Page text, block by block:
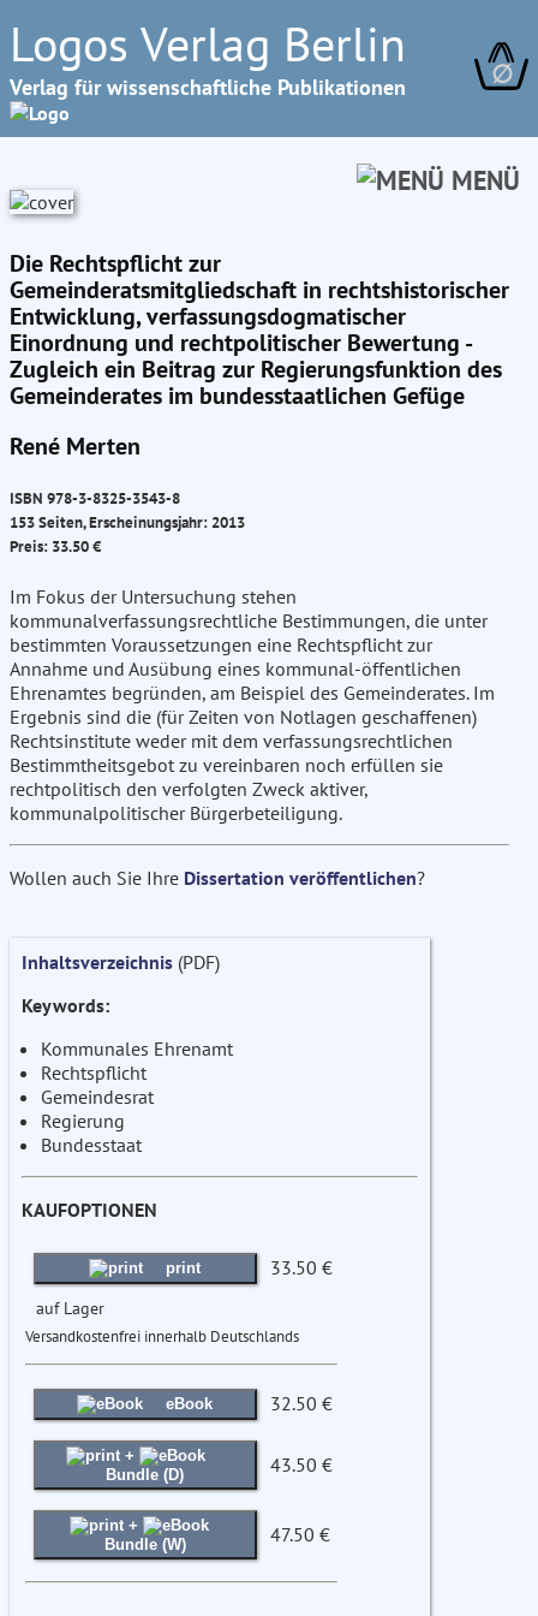
Logos Verlag Berlin
Verlag für wissenschaftliche Publikationen ∅
MENÜ
Die Rechtspflicht zur
Gemeinderatsmitgliedschaft in rechtshistorischer
Entwicklung, verfassungsdogmatischer
Einordnung und rechtpolitischer Bewertung -
Zugleich ein Beitrag zur Regierungsfunktion des
Gemeinderates im bundesstaatlichen Gefüge
René Merten
ISBN 978-3-8325-3543-8
153 Seiten, Erscheinungsjahr: 2013
Preis: 33.50 €
Im Fokus der Untersuchung stehen
kommunalverfassungsrechtliche Bestimmungen, die unter
bestimmten Voraussetzungen eine Rechtspflicht zur
Annahme und Ausübung eines kommunal-öffentlichen
Ehrenamtes begründen, am Beispiel des Gemeinderates. Im
Ergebnis sind die (für Zeiten von Notlagen geschaffenen)
Rechtsinstitute weder mit dem verfassungsrechtlichen
Bestimmtheitsgebot zu vereinbaren noch erfüllen sie
rechtpolitisch den verfolgten Zweck aktiver,
kommunalpolitischer Bürgerbeteiligung.
Wollen auch Sie Ihre Dissertation veröffentlichen?
Inhaltsverzeichnis (PDF)
Keywords:
Kommunales Ehrenamt
Rechtspflicht
Gemeindesrat
Regierung
Bundesstaat
KAUFOPTIONEN
print 33.50 €
auf Lager
Versandkostenfrei innerhalb Deutschlands
eBook 32.50 €
+
Bundle (D)
43.50 €
+
Bundle (W)
47.50 €